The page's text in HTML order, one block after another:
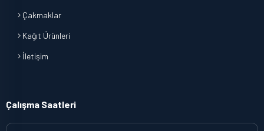
Çakmaklar
Kağıt Ürünleri
İletişim
Çalışma Saatleri